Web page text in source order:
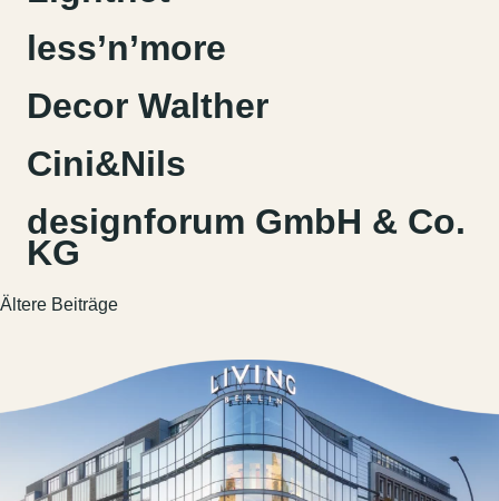
less’n’more
Decor Walther
Cini&Nils
designforum GmbH & Co.
KG
Beitragsnavigation
Ältere Beiträge